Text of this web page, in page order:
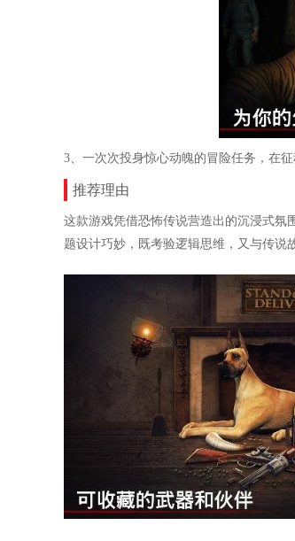
3、一次次投身惊心动魄的冒险任务，在
推荐理由
这款游戏凭借恐怖传说营造出的沉浸式氛
题设计巧妙，既考验逻辑思维，又与传说